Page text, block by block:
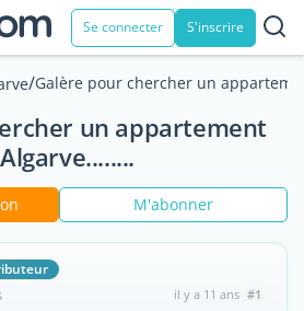
Se connecter S'inscrire
/Galère pour chercher un
un appartement
M'abonner
il y a 11 ans #1